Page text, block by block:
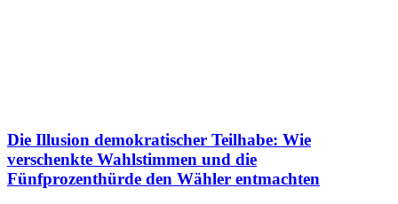
Die Illusion demokratischer Teilhabe: Wie
verschenkte Wahlstimmen und die
Fünfprozenthürde den Wähler entmachten